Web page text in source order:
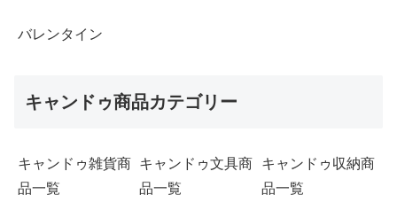
バレンタイン
キャンドゥ商品カテゴリー
キャンドゥ雑貨商
品一覧
キャンドゥ文具商
品一覧
キャンドゥ収納商
品一覧